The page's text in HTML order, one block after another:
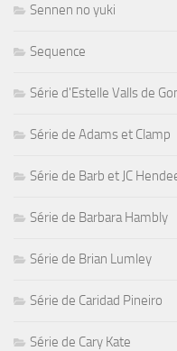
Sennen no yuki
Sequence
Série d'Estelle Valls de
Série de Adams et Clamp
Série de Barb et JC
Série de Barbara Hambly
Série de Brian Lumley
Série de Caridad Pineiro
Série de Cary Kate